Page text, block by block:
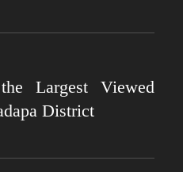
Largest Viewed
District